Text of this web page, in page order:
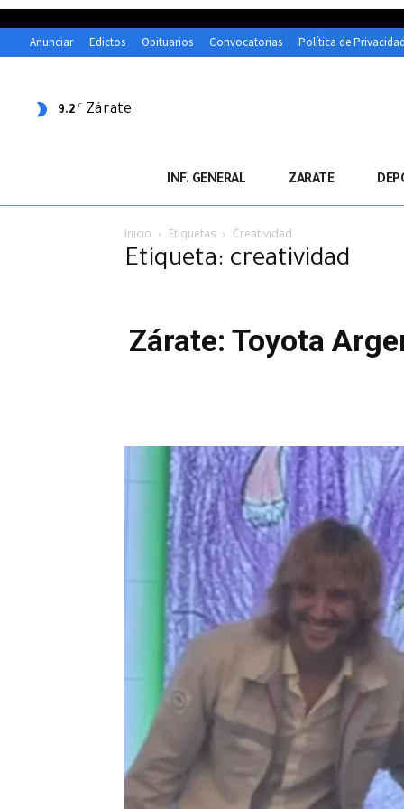
Anunciar Edictos Obituarios Convocatorias Política de
9.2 C Zárate
INF. GENERAL ZARATE
Inicio Etiquetas Creatividad
Etiqueta: creatividad
Zárate: Toyota